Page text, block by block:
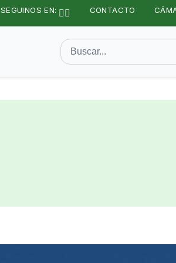
SEGUINOS EN: CONTACTO